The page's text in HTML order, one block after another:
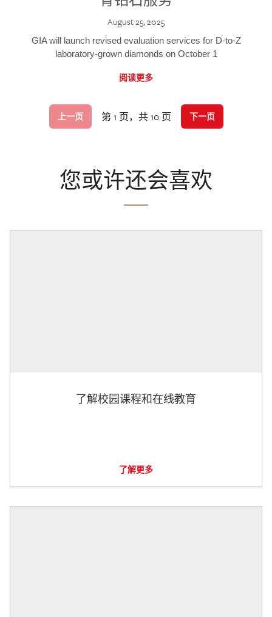
August 25, 2025
GIA will launch revised evaluation services for D-to-Z
laboratory-grown diamonds on October 1
阅读更多
上一页 第 1 页，共 10 页 下一页
您或许还会喜欢
了解校园课程和在线教育
了解更多